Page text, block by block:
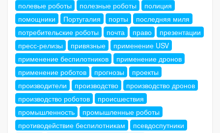
полевые роботы
полезные роботы
полиция
помощники
Португалия порты
последняя миля
потребительские роботы
почта право
презентации
пресс-релизы
привязные
применение USV
применение беспилотников
применение дронов
применение роботов
прогнозы
проекты
производители
производство
производство дронов
производство роботов
происшествия
промышленность
промышленные роботы
противодействие беспилотникам
псевдоспутники